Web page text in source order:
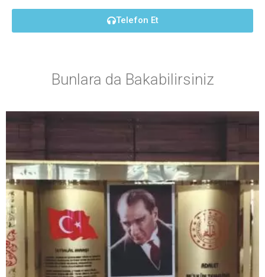
Telefon Et
Bunlara da Bakabilirsiniz